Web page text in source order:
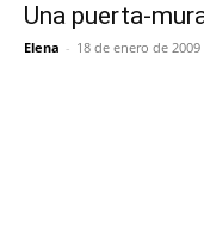
Una puerta-
Elena - 18 de enero de 2009